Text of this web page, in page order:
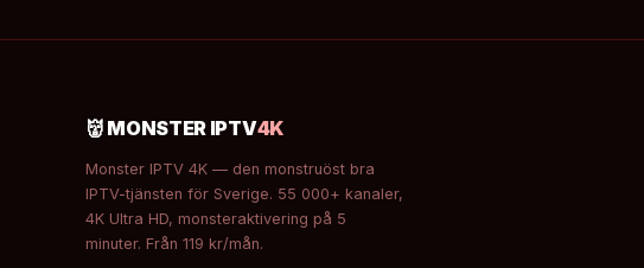
👹 MONSTER IPTV4K
Monster IPTV 4K — den monstruöst bra
IPTV-tjänsten för Sverige. 55 000+ kanaler,
4K Ultra HD, monsteraktivering på 5
minuter. Från 119 kr/mån.